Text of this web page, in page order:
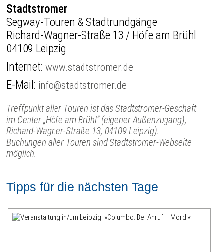
Stadtstromer
Segway-Touren & Stadtrundgänge
Richard-Wagner-Straße 13 / Höfe am Brühl
04109 Leipzig
Internet:www.stadtstromer.de
E-Mail: info@stadtstromer.de
Treffpunkt aller Touren ist das Stadtstromer-Geschäft
im Center „Höfe am Brühl“ (eigener Außenzugang),
Richard-Wagner-Straße 13, 04109 Leipzig).
Buchungen aller Touren sind Stadtstromer-Webseite
möglich.
Tipps für die nächsten Tage